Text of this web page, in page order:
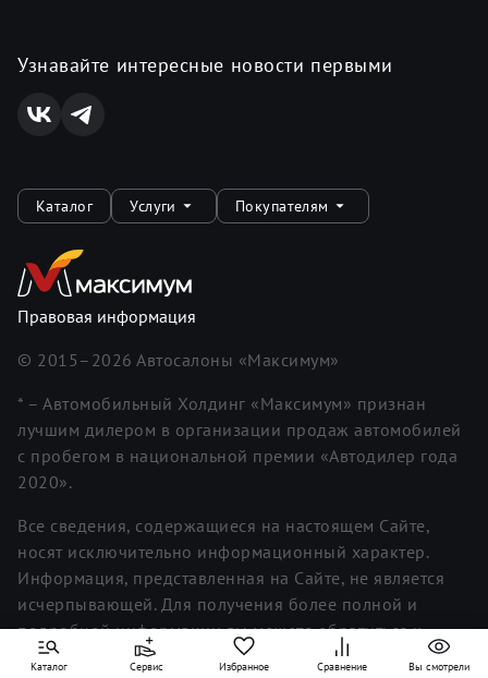
Узнавайте интересные новости первыми
Каталог Услуги Покупателям
Правовая информация
© 2015– 2026 Автосалоны «Максимум»
* – Автомобильный Холдинг «Максимум» признан
лучшим дилером в организации продаж автомобилей
с пробегом в национальной премии «Автодилер года
2020».
Все сведения, содержащиеся на настоящем Сайте,
носят исключительно информационный характер.
Информация, представленная на Сайте, не является
исчерпывающей. Для получения более полной и
подробной информации вы можете обратиться к
менеджерам. Информация о ценах не является
Каталог Сервис Избранное Сравнение Вы смотрели